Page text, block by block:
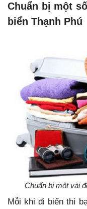
Chuẩn bị một
biển Thạnh Phú
Chuẩn bị một vài
Mỗi khi đi biển thì